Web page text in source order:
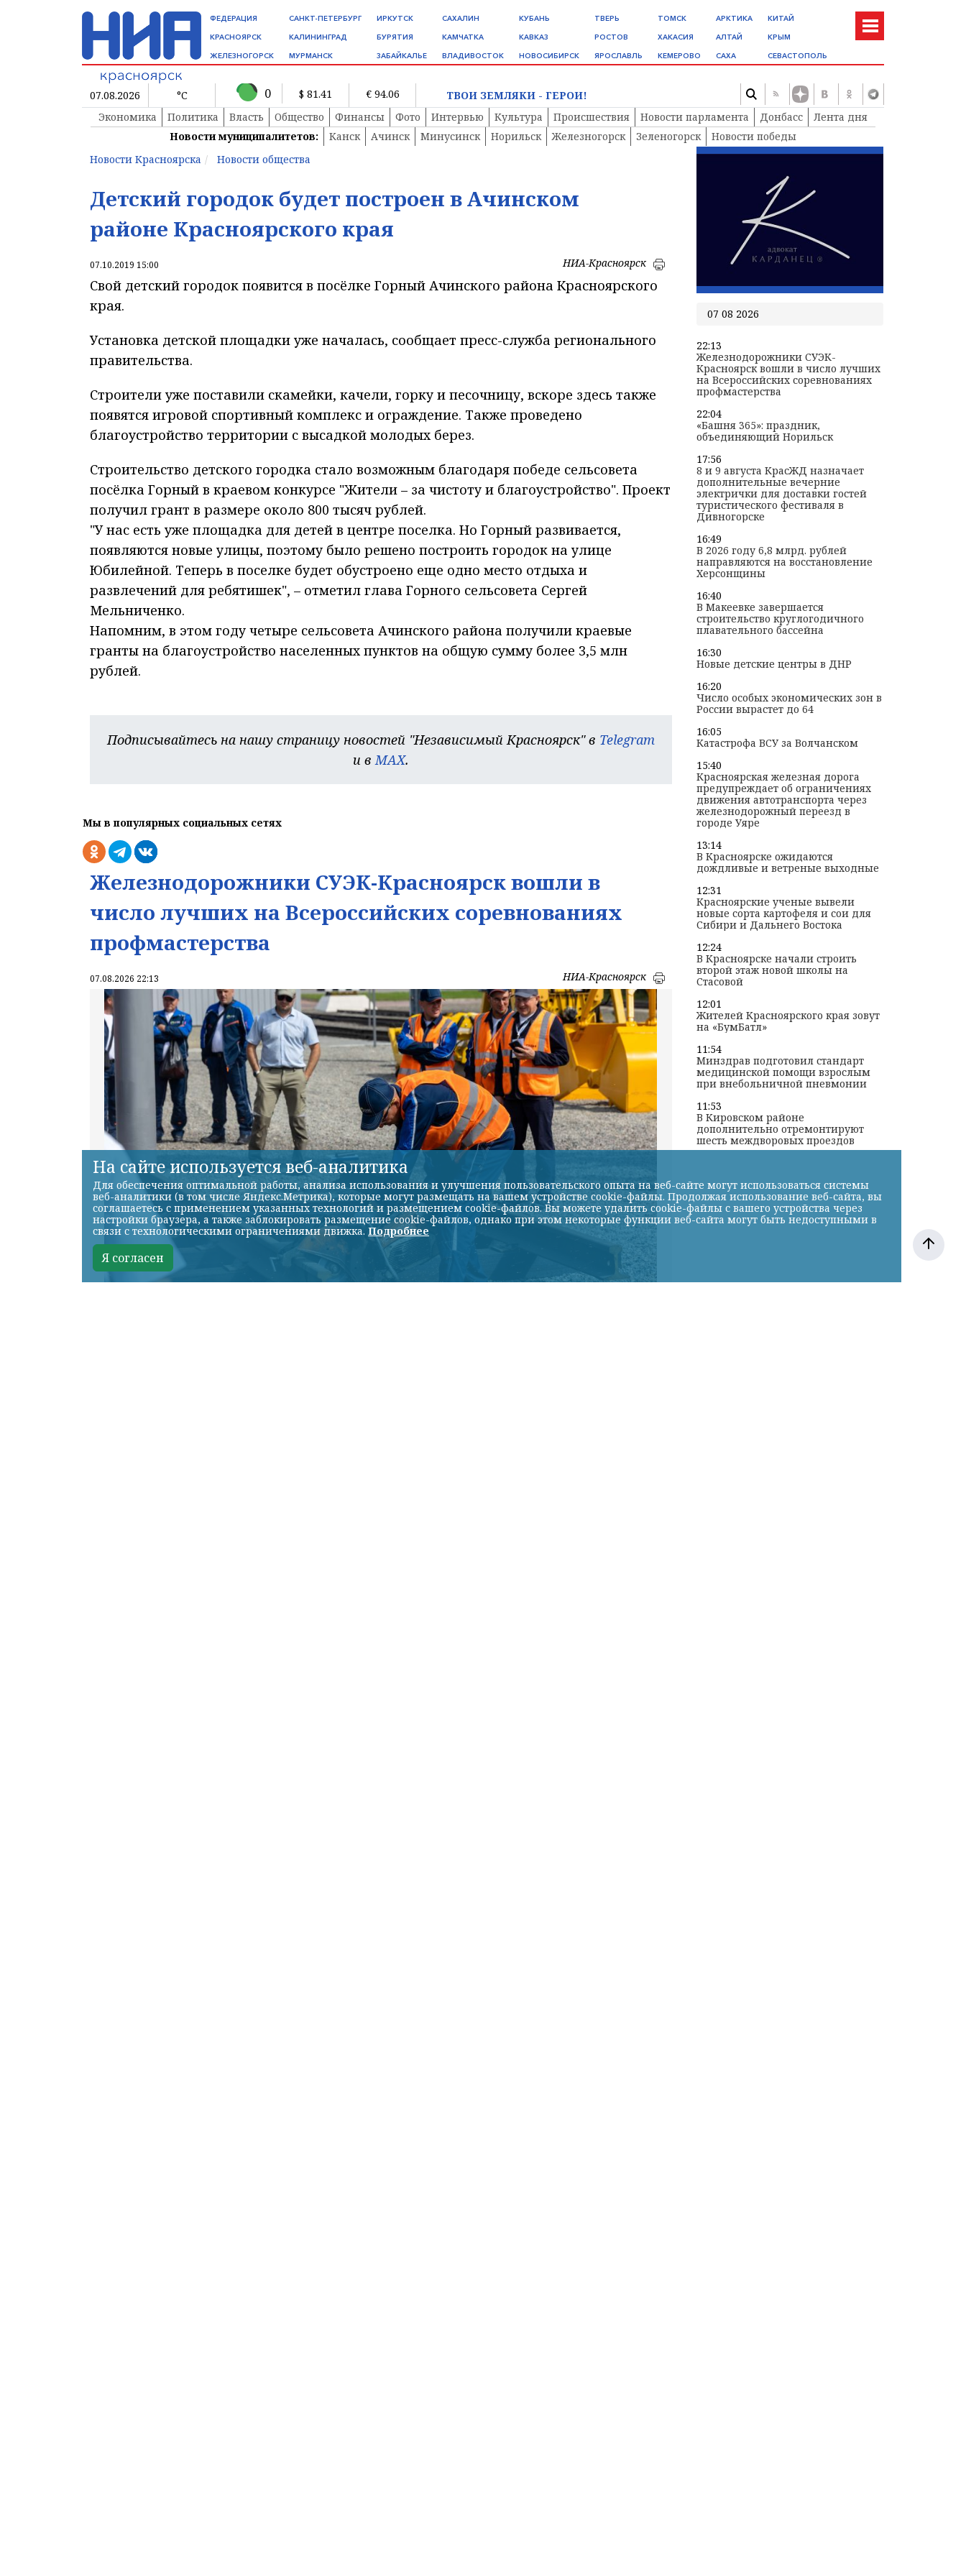
ФЕДЕРАЦИЯ
КРАСНОЯРСК
ЖЕЛЕЗНОГОРСК
САНКТ-ПЕТЕРБУРГ
КАЛИНИНГРАД
МУРМАНСК
ИРКУТСК
БУРЯТИЯ
ЗАБАЙКАЛЬЕ
САХАЛИН
КАМЧАТКА
ВЛАДИВОСТОК
КУБАНЬ
КАВКАЗ
НОВОСИБИРСК
ТВЕРЬ
РОСТОВ
ЯРОСЛАВЛЬ
ТОМСК
ХАКАСИЯ
КЕМЕРОВО
АРКТИКА
АЛТАЙ
САХА
КИТАЙ
КРЫМ
СЕВАСТОПОЛЬ
07.08.2026 °C 0 $ 81.41 € 94.06
ТВОИ ЗЕМЛЯКИ - ГЕРОИ!
Экономика
Политика Власть Общество Финансы Фото Интервью Культура Происшествия Новости парламента Донбасс
Лента дня
Новости муниципалитетов:
Канск Ачинск Минусинск Норильск Железногорск Зеленогорск
Новости победы
Новости Красноярска
Новости общества
Детский городок будет построен в Ачинском
районе Красноярского края
07.10.2019 15:00 НИА-Красноярск
Свой детский городок появится в посёлке Горный Ачинского района Красноярского
края.
Установка детской площадки уже началась, сообщает пресс-служба регионального
правительства.
Строители уже поставили скамейки, качели, горку и песочницу, вскоре здесь также
появятся игровой спортивный комплекс и ограждение. Также проведено
благоустройство территории с высадкой молодых берез.
Строительство детского городка стало возможным благодаря победе сельсовета
посёлка Горный в краевом конкурсе "Жители – за чистоту и благоустройство". Проект
получил грант в размере около 800 тысяч рублей.
"У нас есть уже площадка для детей в центре поселка. Но Горный развивается,
появляются новые улицы, поэтому было решено построить городок на улице
Юбилейной. Теперь в поселке будет обустроено еще одно место отдыха и
развлечений для ребятишек", – отметил глава Горного сельсовета Сергей
Мельниченко.
Напомним, в этом году четыре сельсовета Ачинского района получили краевые
гранты на благоустройство населенных пунктов на общую сумму более 3,5 млн
рублей.
Подписывайтесь на нашу страницу новостей "Независимый Красноярск" в Telegram
и вMAX.
Мы в популярных социальных сетях
Железнодорожники СУЭК-Красноярск вошли в
число лучших на Всероссийских соревнованиях
профмастерства
07.08.2026 22:13 НИА-Красноярск
07 08 2026
22:13
Железнодорожники СУЭК-
Красноярск вошли в число лучших
на Всероссийских соревнованиях
профмастерства
22:04
«Башня 365»: праздник,
объединяющий Норильск
17:56
8 и 9 августа КрасЖД назначает
дополнительные вечерние
электрички для доставки гостей
туристического фестиваля в
Дивногорске
16:49
В 2026 году 6,8 млрд. рублей
направляются на восстановление
Херсонщины
16:40
В Макеевке завершается
строительство круглогодичного
плавательного бассейна
16:30
Новые детские центры в ДНР
16:20
Число особых экономических зон в
России вырастет до 64
16:05
Катастрофа ВСУ за Волчанском
15:40
Красноярская железная дорога
предупреждает об ограничениях
движения автотранспорта через
железнодорожный переезд в
городе Уяре
13:14
В Красноярске ожидаются
дождливые и ветреные выходные
12:31
Красноярские ученые вывели
новые сорта картофеля и сои для
Сибири и Дальнего Востока
12:24
В Красноярске начали строить
второй этаж новой школы на
Стасовой
12:01
Жителей Красноярского края зовут
на «БумБатл»
11:54
Минздрав подготовил стандарт
медицинской помощи взрослым
при внебольничной пневмонии
11:53
В Кировском районе
дополнительно отремонтируют
шесть междворовых проездов
На сайте используется веб-аналитика
Для обеспечения оптимальной работы, анализа использования и улучшения пользовательского опыта на веб-сайте могут использоваться системы
веб-аналитики (в том числе Яндекс.Метрика), которые могут размещать на вашем устройстве cookie-файлы. Продолжая использование веб-сайта, вы
соглашаетесь с применением указанных технологий и размещением cookie-файлов. Вы можете удалить cookie-файлы с вашего устройства через
настройки браузера, а также заблокировать размещение cookie-файлов, однако при этом некоторые функции веб-сайта могут быть недоступными в
связи с технологическими ограничениями движка. Подробнее
Я согласен